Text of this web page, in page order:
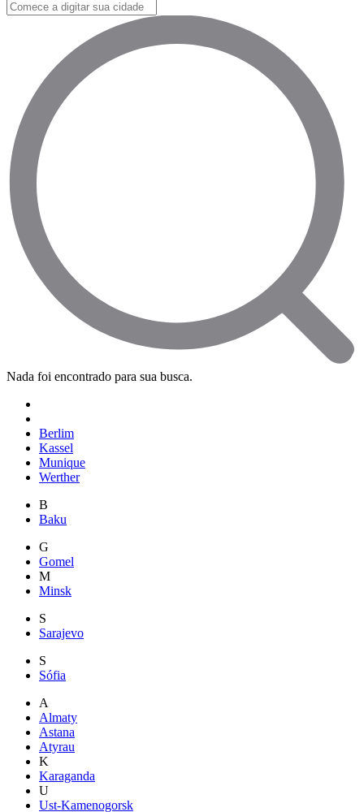
Nada foi encontrado para sua busca.
Berlim
Kassel
Munique
Werther
B
Baku
G
Gomel
M
Minsk
S
Sarajevo
S
Sófia
A
Almaty
Astana
Atyrau
K
Karaganda
U
Ust-Kamenogorsk